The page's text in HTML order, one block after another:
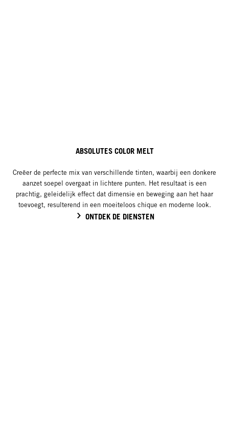
ABSOLUTES COLOR MELT​
Creëer de perfecte mix van verschillende tinten, waarbij een donkere
aanzet soepel overgaat in lichtere punten. Het resultaat is een
prachtig, geleidelijk effect dat dimensie en beweging aan het haar
toevoegt, resulterend in een moeiteloos chique en moderne look.
ONTDEK DE DIENSTEN